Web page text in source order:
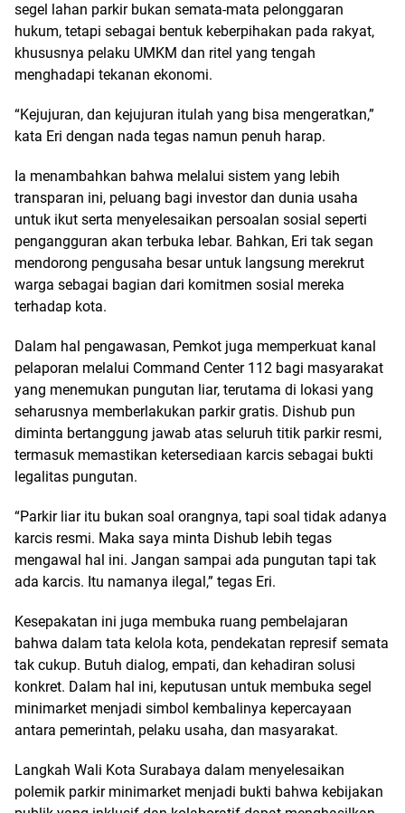
segel lahan parkir bukan semata-mata pelonggaran
hukum, tetapi sebagai bentuk keberpihakan pada rakyat,
khususnya pelaku UMKM dan ritel yang tengah
menghadapi tekanan ekonomi.
“Kejujuran, dan kejujuran itulah yang bisa mengeratkan,”
kata Eri dengan nada tegas namun penuh harap.
Ia menambahkan bahwa melalui sistem yang lebih
transparan ini, peluang bagi investor dan dunia usaha
untuk ikut serta menyelesaikan persoalan sosial seperti
pengangguran akan terbuka lebar. Bahkan, Eri tak segan
mendorong pengusaha besar untuk langsung merekrut
warga sebagai bagian dari komitmen sosial mereka
terhadap kota.
Dalam hal pengawasan, Pemkot juga memperkuat kanal
pelaporan melalui Command Center 112 bagi masyarakat
yang menemukan pungutan liar, terutama di lokasi yang
seharusnya memberlakukan parkir gratis. Dishub pun
diminta bertanggung jawab atas seluruh titik parkir resmi,
termasuk memastikan ketersediaan karcis sebagai bukti
legalitas pungutan.
“Parkir liar itu bukan soal orangnya, tapi soal tidak adanya
karcis resmi. Maka saya minta Dishub lebih tegas
mengawal hal ini. Jangan sampai ada pungutan tapi tak
ada karcis. Itu namanya ilegal,” tegas Eri.
Kesepakatan ini juga membuka ruang pembelajaran
bahwa dalam tata kelola kota, pendekatan represif semata
tak cukup. Butuh dialog, empati, dan kehadiran solusi
konkret. Dalam hal ini, keputusan untuk membuka segel
minimarket menjadi simbol kembalinya kepercayaan
antara pemerintah, pelaku usaha, dan masyarakat.
Langkah Wali Kota Surabaya dalam menyelesaikan
polemik parkir minimarket menjadi bukti bahwa kebijakan